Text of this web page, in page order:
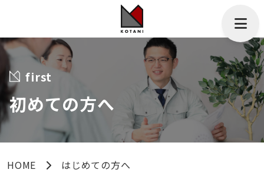
初めての方へ
HOME はじめての方へ